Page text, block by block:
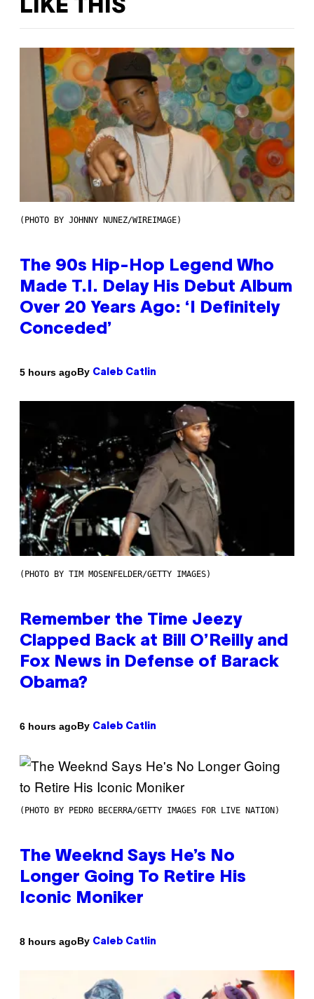
LIKE THIS
(PHOTO BY JOHNNY NUNEZ/WIREIMAGE)
The 90s Hip-Hop Legend Who
Made T.I. Delay His Debut Album
Over 20 Years Ago: ‘I Definitely
Conceded’
5 hours agoBy Caleb Catlin
(PHOTO BY TIM MOSENFELDER/GETTY IMAGES)
Remember the Time Jeezy
Clapped Back at Bill O’Reilly and
Fox News in Defense of Barack
Obama?
6 hours agoBy Caleb Catlin
(PHOTO BY PEDRO BECERRA/GETTY IMAGES FOR LIVE NATION)
The Weeknd Says He’s No
Longer Going To Retire His
Iconic Moniker
8 hours agoBy Caleb Catlin